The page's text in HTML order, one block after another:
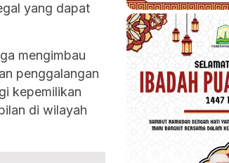
yang dapat
mengimbau
penggalangan
kepemilikan
di wilayah